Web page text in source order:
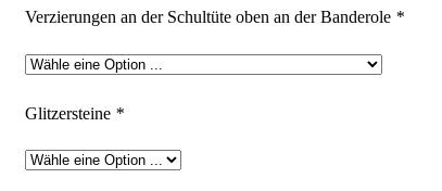
Verzierungen an der Schultüte oben an der Banderole *
Glitzersteine *